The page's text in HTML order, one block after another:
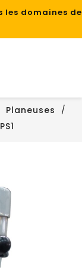
les domaines de
Planeuses